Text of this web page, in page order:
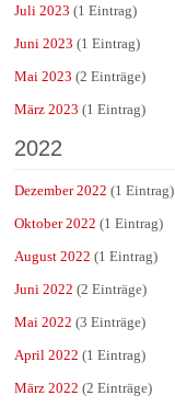
Juli 2023 (1 Eintrag)
Juni 2023 (1 Eintrag)
Mai 2023 (2 Einträge)
März 2023 (1 Eintrag)
2022
Dezember 2022 (1 Eintrag)
Oktober 2022 (1 Eintrag)
August 2022 (1 Eintrag)
Juni 2022 (2 Einträge)
Mai 2022 (3 Einträge)
April 2022 (1 Eintrag)
März 2022 (2 Einträge)